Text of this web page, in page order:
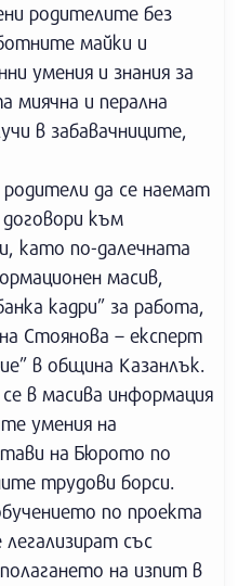
родителите без
майки и
умения и знания за
миячна и перална
в забавачниците,
да се наемат
към
като по-далечната
масив,
кадри” за работа,
Стоянова – експерт
в община Казанлък.
в масива информация
умения на
на Бюрото по
трудови борси.
по проекта
със
на изпит в